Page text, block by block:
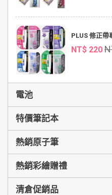
PLUS 修正帶
NT$ 220
電池
特價筆記本
熱銷原子筆
熱銷彩繪贈禮
清倉促銷品